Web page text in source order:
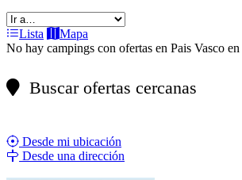
Lista
Mapa
No hay campings con ofertas en Pais Vasco en
Buscar ofertas cercanas
Desde mi ubicación
Desde una dirección